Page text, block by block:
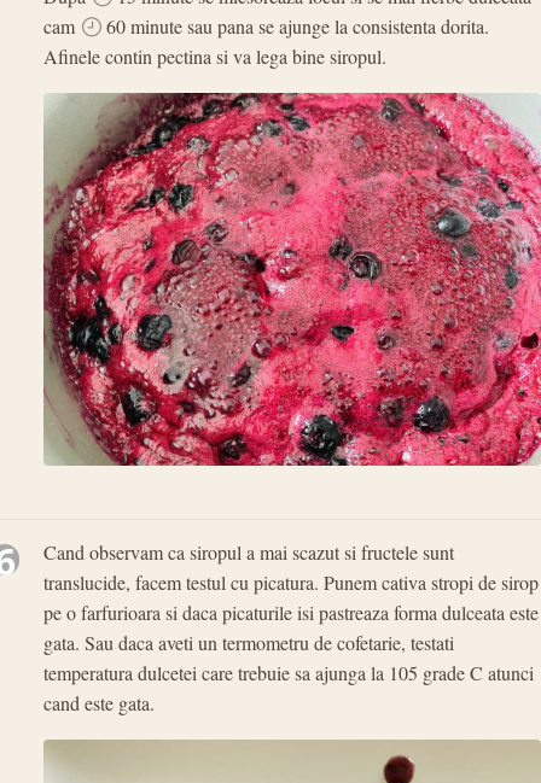
cam
60 minute sau pana se ajunge la consistenta dorita.
Afinele contin pectina si va lega bine siropul.
Cand observam ca siropul a mai scazut si fructele sunt
translucide, facem testul cu picatura. Punem cativa stropi de sirop
pe o farfurioara si daca picaturile isi pastreaza forma dulceata este
gata. Sau daca aveti un termometru de cofetarie, testati
temperatura dulcetei care trebuie sa ajunga la 105 grade C atunci
cand este gata.